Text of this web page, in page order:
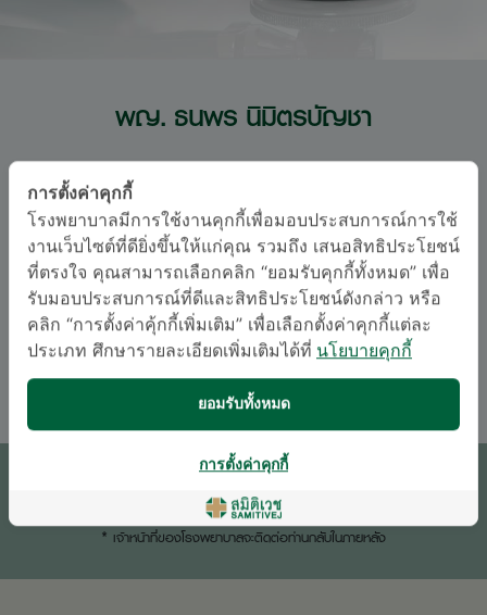
พญ. ธนพร นิมิตรบัญชา
สาขาเวชศาสตร์ฟื้นฟู
อนุสาขาสาขาเวชศาสตร์ฟื้นฟู
ภาษา
อังกฤษ
ไทย
นัดหมายแพทย์
ติดต่อสอบถาม
* เจ้าหน้าที่ของโรงพยาบาลจะติดต่อท่านกลับในภายหลัง
การตั้งค่าคุกกี้
โรงพยาบาลมีการใช้งานคุกกี้เพื่อมอบประสบการณ์การใช้
งานเว็บไซต์ที่ดียิ่งขึ้นให้แก่คุณ รวมถึง เสนอสิทธิประโยชน์
ที่ตรงใจ คุณสามารถเลือกคลิก “ยอมรับคุกกี้ทั้งหมด” เพื่อ
รับมอบประสบการณ์ที่ดีและสิทธิประโยชน์ดังกล่าว หรือ
คลิก “การตั้งค่าคุ้กกี้เพิ่มเติม” เพื่อเลือกตั้งค่าคุกกี้แต่ละ
ประเภท ศึกษารายละเอียดเพิ่มเติมได้ที่ นโยบายคุกกี้
ยอมรับทั้งหมด
การตั้งค่าคุกกี้